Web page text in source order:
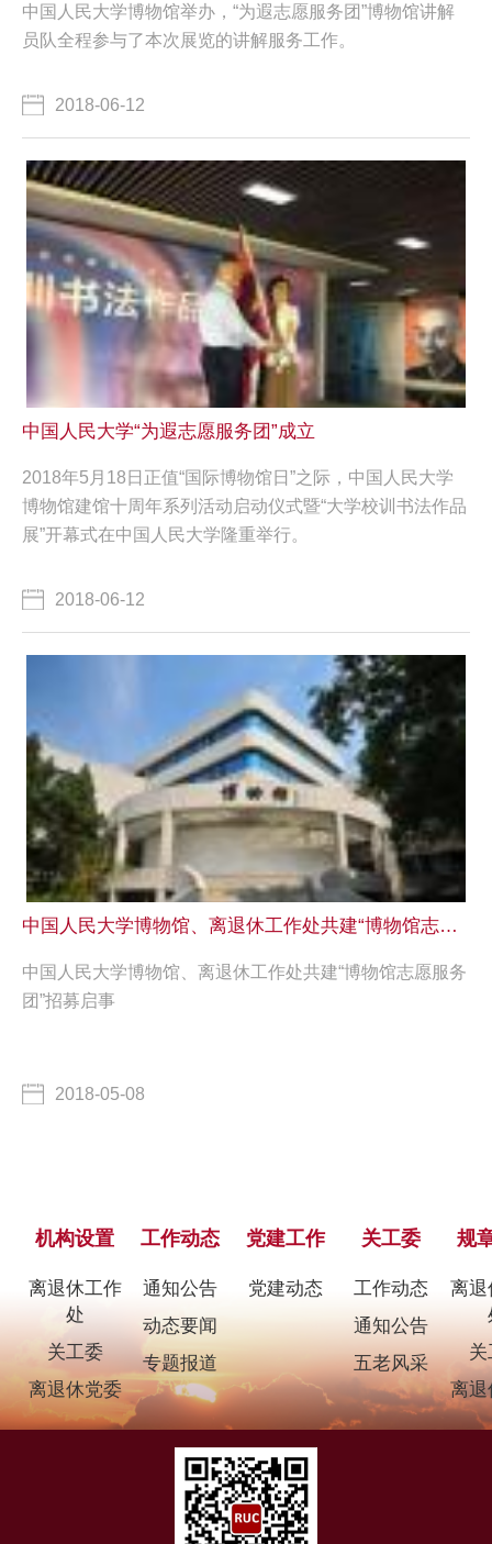
中国人民大学博物馆举办，“为遐志愿服务团”博物馆讲解
员队全程参与了本次展览的讲解服务工作。
2018-06-12
中国人民大学“为遐志愿服务团”成立
2018年5月18日正值“国际博物馆日”之际，中国人民大学
博物馆建馆十周年系列活动启动仪式暨“大学校训书法作品
展”开幕式在中国人民大学隆重举行。
2018-06-12
中国人民大学博物馆、离退休工作处共建“博物馆志愿服务团”招募启事
中国人民大学博物馆、离退休工作处共建“博物馆志愿服务
团”招募启事
2018-05-08
机构设置
离退休工作
处
关工委
离退休党委
工作动态
通知公告
动态要闻
专题报道
党建工作
党建动态
关工委
工作动态
通知公告
五老风采
规
离退
关
离退